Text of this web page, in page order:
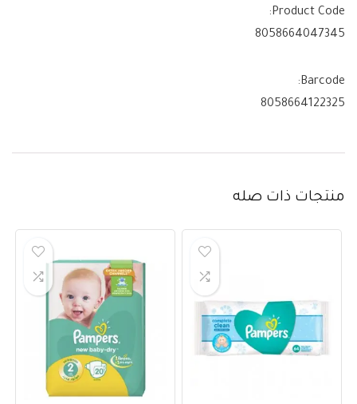
Product Code:
8058664047345
Barcode:
8058664122325
منتجات ذات صله